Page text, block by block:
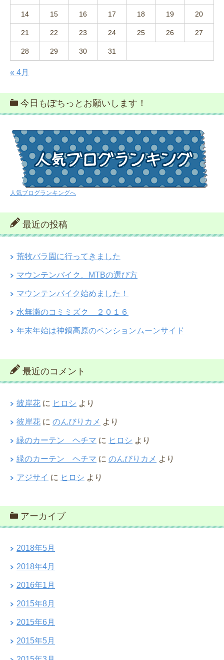
14 15 16 17 18 19 20
21 22 23 24 25 26 27
28 29 30 31
« 4月
今日もぽちっとお願いします！
人気ブログランキングへ
最近の投稿
荒牧バラ園に行ってきました
マウンテンバイク、MTBの選び方
マウンテンバイク始めました！
水無瀬のコミミズク ２０１６
年末年始は神鍋高原のペンションムーンサイド
最近のコメント
彼岸花 に ヒロシ より
彼岸花 に のんびりカメ より
緑のカーテン ヘチマ に ヒロシ より
緑のカーテン ヘチマ に のんびりカメ より
アジサイ に ヒロシ より
アーカイブ
2018年5月
2018年4月
2016年1月
2015年8月
2015年6月
2015年5月